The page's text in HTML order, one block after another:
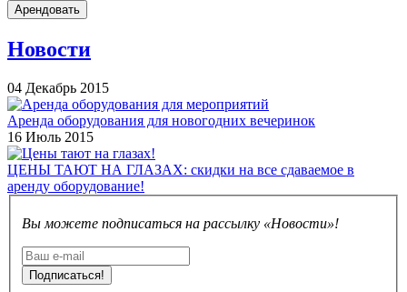
Арендовать
Новости
04 Декабрь 2015
Аренда оборудования для новогодних вечеринок
16 Июль 2015
ЦЕНЫ ТАЮТ НА ГЛАЗАХ: скидки на все сдаваемое в
аренду оборудование!
Вы можете подписаться на рассылку «Новости»!
Подписаться!